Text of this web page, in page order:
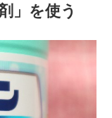
」を使う